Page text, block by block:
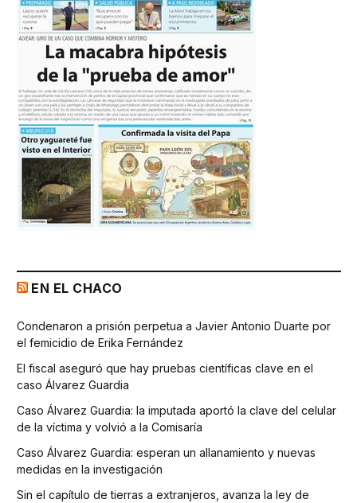
EN EL CHACO
Condenaron a prisión perpetua a Javier Antonio Duarte por
el femicidio de Erika Fernández
El fiscal aseguró que hay pruebas científicas clave en el
caso Álvarez Guardia
Caso Álvarez Guardia: la imputada aportó la clave del celular
de la víctima y volvió a la Comisaría
Caso Álvarez Guardia: esperan un allanamiento y nuevas
medidas en la investigación
Sin el capítulo de tierras a extranjeros, avanza la ley de